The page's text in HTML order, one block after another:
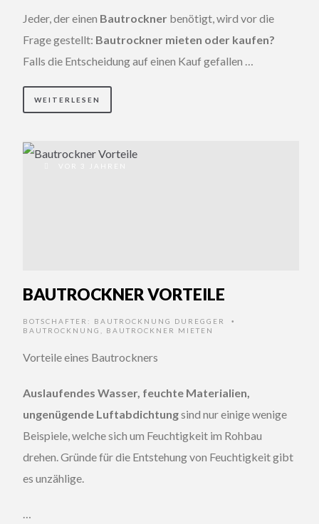
Jeder, der einen Bautrockner benötigt, wird vor die
Frage gestellt: Bautrockner mieten oder kaufen?
Falls die Entscheidung auf einen Kauf gefallen …
WEITERLESEN
VOR 3 JAHREN
BAUTROCKNER VORTEILE
BOTSCHAFTER: BAUTROCKNUNG DUREGGER •
BAUTROCKNUNG BAUTROCKNER MIETEN
Vorteile eines Bautrockners
Auslaufendes Wasser, feuchte Materialien,
ungenügende Luftabdichtungsind nur einige wenige
Beispiele, welche sich um Feuchtigkeit im Rohbau
drehen. Gründe für die Entstehung von Feuchtigkeit gibt
es unzählige.
…